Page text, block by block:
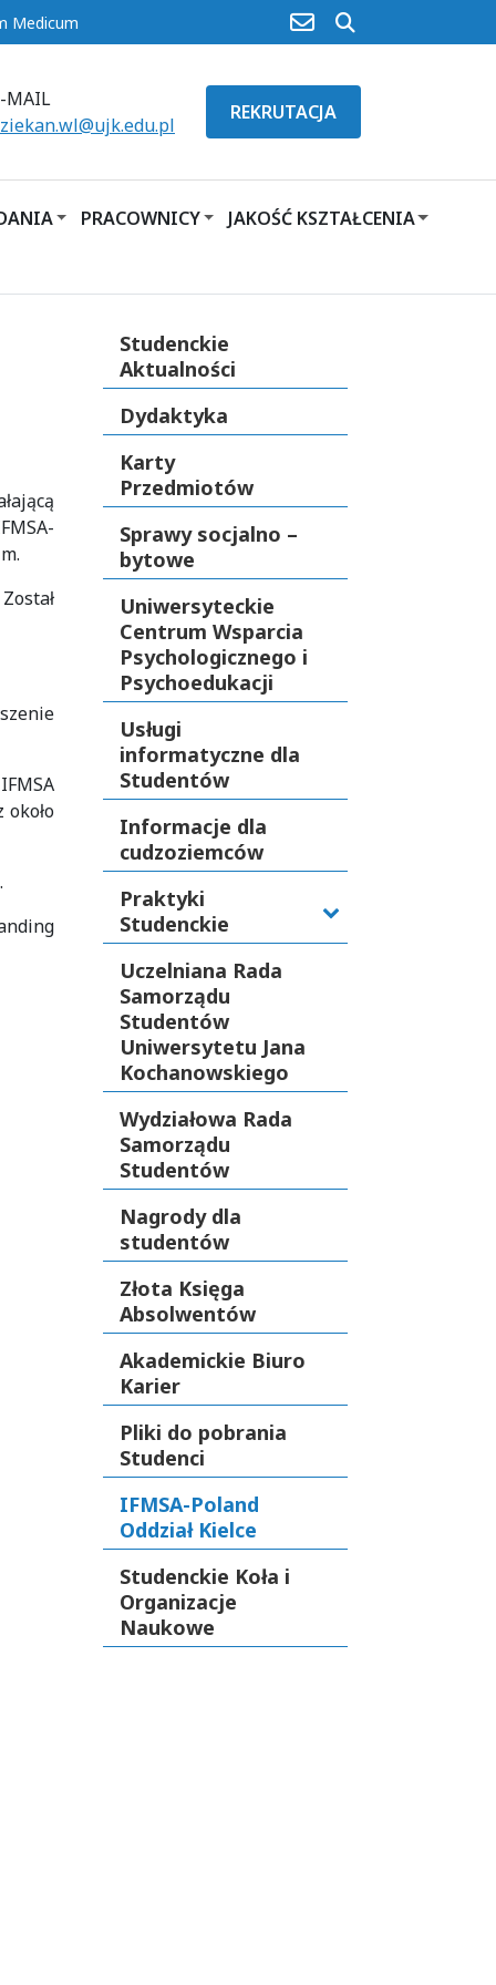
Medicum poczta
MAIL
REKRUTACJA
PRACOWNICY
JAKOŚĆ KSZTAŁCENIA
Studenckie
Aktualności
Dydaktyka
Karty
Przedmiotów
Sprawy socjalno –
bytowe
Uniwersyteckie
Centrum Wsparcia
Psychologicznego i
Psychoedukacji
Usługi
informatyczne dla
Studentów
Informacje dla
cudzoziemców
Praktyki
Studenckie
Uczelniana Rada
Samorządu
Studentów
Uniwersytetu Jana
Kochanowskiego
Wydziałowa Rada
Samorządu
Studentów
Nagrody dla
studentów
Złota Księga
Absolwentów
Akademickie Biuro
Karier
Pliki do pobrania
Studenci
IFMSA-Poland
Oddział Kielce
Studenckie Koła i
Organizacje
Naukowe